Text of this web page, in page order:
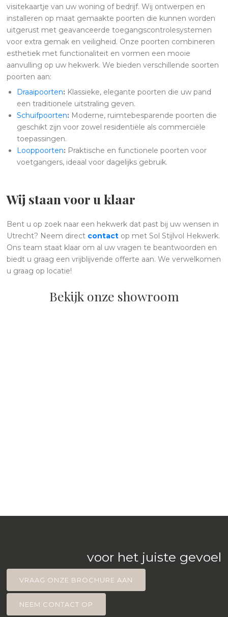
visitekaartje van uw woning of bedrijf. Wij ontwerpen en
installeren op maat gemaakte poorten die kunnen worden
uitgerust met geavanceerde toegangscontrolesystemen
voor extra gemak en veiligheid. Onze poorten combineren
esthetiek met functionaliteit en vormen een mooie
aanvulling op uw hekwerk. We bieden verschillende soorten
poorten aan:
Draaipoorten: Klassieke, elegante poorten die uw pand
een traditionele uitstraling geven.
Schuifpoorten: Moderne, ruimtebesparende poorten die
geschikt zijn voor zowel residentiële als commerciële
toepassingen.
Looppoorten: Praktische en functionele poorten voor
voetgangers, ideaal voor dagelijks gebruik.
Wij staan voor u klaar
Bent u op zoek naar een hekwerk dat past bij uw wensen in
Utrecht? Neem direct contact op met Sol Stijlvol Hekwerk.
Ons team staat klaar om al uw vragen te beantwoorden en
biedt u graag een vrijblijvende offerte aan. We verwelkomen
u graag op locatie!
Bekijk onze showroom
voor het juiste gevoel
VRAAG ONZE BROCHURE AAN
NEEM CONTACT OP